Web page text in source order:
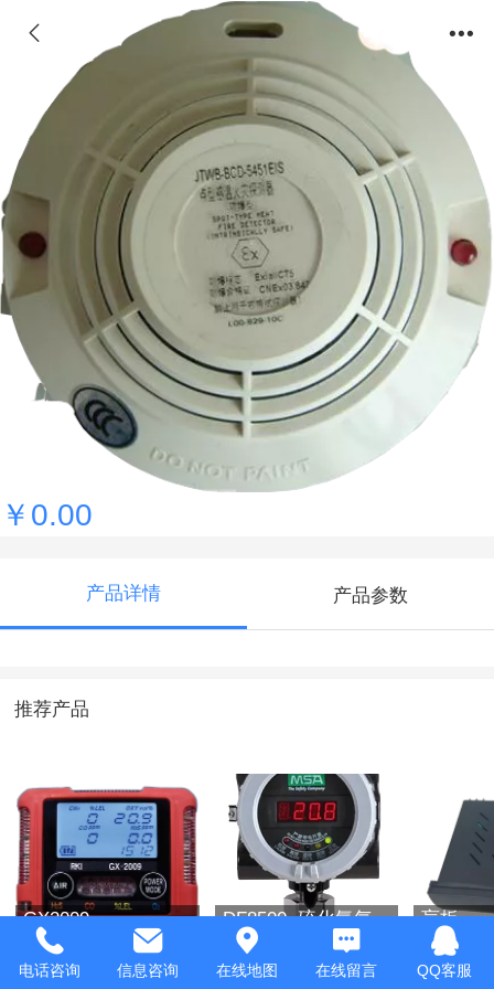
JTWB-BCD-5151EIS 非编址防爆感温探测器
￥0.00
产品详情 产品参数
推荐产品
GX2009
DF8500 硫化氢气
体检测仪
盲板
电话咨询 信息咨询 在线地图 在线留言 QQ客服